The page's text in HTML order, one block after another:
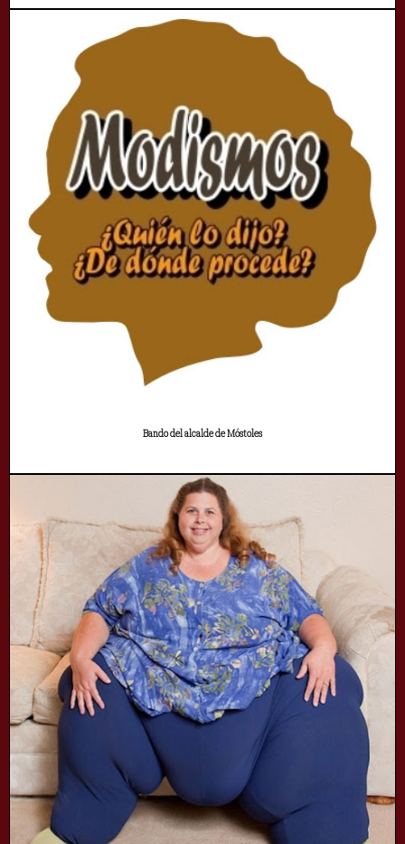
Bando del alcalde de Móstoles